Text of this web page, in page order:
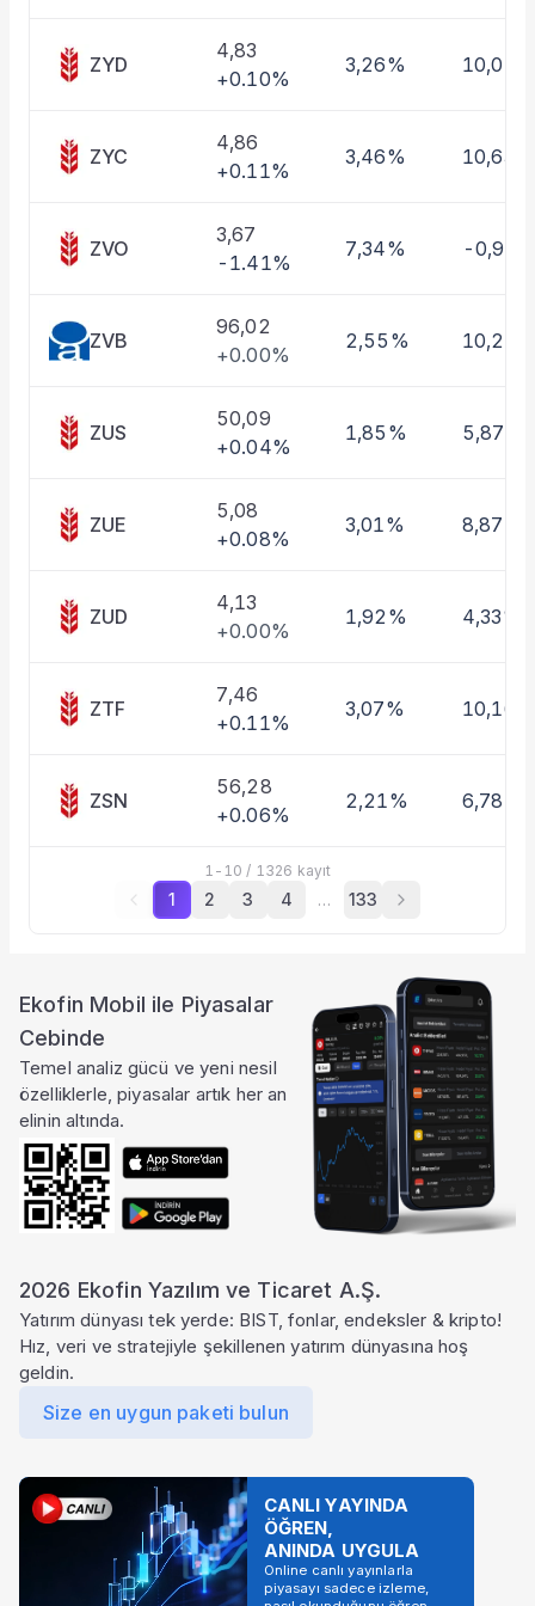
Fiyat Endeks Değişimi
ZYD
4,83
+0.10%
3,26% 10,01%
ZYC
4,86
+0.11%
3,46% 10,63%
ZVO
3,67
-1.41%
7,34% -0,97%
ZVB
96,02
+0.00%
2,55%
ZUS
50,09
+0.04%
1,85% 5,87%
ZUE
5,08
+0.08%
3,01% 8,87%
ZUD
4,13
+0.00%
1,92% 4,33%
ZTF
7,46
+0.11%
3,07% 10,16%
ZSN
56,28
+0.06%
2,21% 6,78%
1 - 10 / 1326 kayıt
1 2 3 4 … 133
Ekofin Mobil ile Piyasalar
Cebinde
Temel analiz gücü ve yeni nesil
özelliklerle, piyasalar artık her an
elinin altında.
2026 Ekofin Yazılım ve Ticaret A.Ş.
Yatırım dünyası tek yerde: BIST, fonlar, endeksler & kripto!
Hız, veri ve stratejiyle şekillenen yatırım dünyasına hoş
geldin.
Size en uygun paketi bulun
CANLI YAYINDA
ÖĞREN,
ANINDA UYGULA
Online canlı yayınlarla
piyasayı sadece izleme,